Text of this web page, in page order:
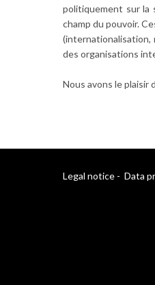
politiquement sur la
champ du pouvoir.
(internationalisation,
des organisations
Nous avons le plaisir
Legal notice - Data